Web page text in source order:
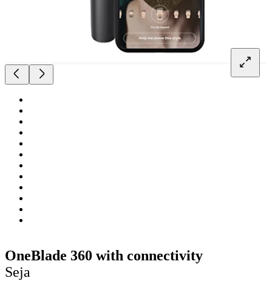
OneBlade 360 with connectivity
Seja